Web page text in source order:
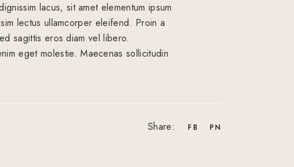
lacus, sit amet elementum ipsum
lectus ullamcorper eleifend. Proin a
sagittis eros diam vel libero.
eget molestie. Maecenas sollicitudin
Share: FB PN